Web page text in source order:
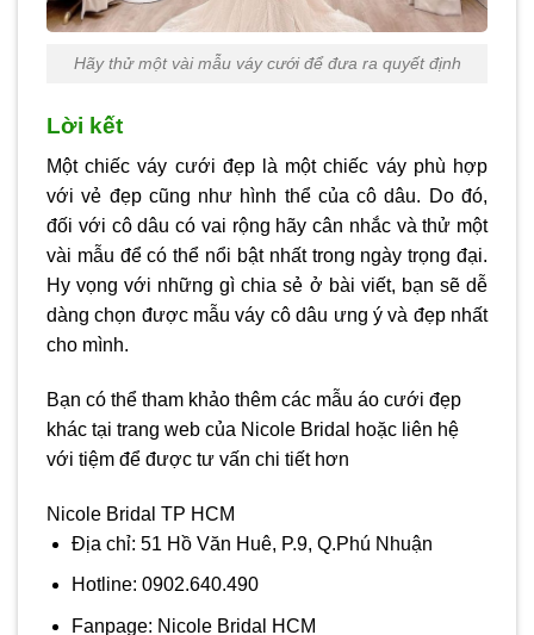
Hãy thử một vài mẫu váy cưới để đưa ra quyết định
Lời kết
Một chiếcváy cưới đẹplà một chiếc váy phù hợp
với vẻ đẹp cũng như hình thể của cô dâu. Do đó,
đối với cô dâu có vai rộng hãy cân nhắc và thử một
vài mẫu để có thể nổi bật nhất trong ngày trọng đại.
Hy vọng với những gì chia sẻ ở bài viết, bạn sẽ dễ
dàng chọn được mẫu váy cô dâu ưng ý và đẹp nhất
cho mình.
Bạn có thể tham khảo thêm các mẫu áo cưới đẹp
khác tại trang web của Nicole Bridal hoặc liên hệ
với tiệm để được tư vấn chi tiết hơn
Nicole Bridal TP HCM
Địa chỉ: 51 Hồ Văn Huê, P.9, Q.Phú Nhuận
Hotline: 0902.640.490
Fanpage: Nicole Bridal HCM